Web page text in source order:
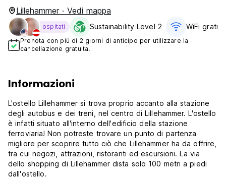
Lillehammer · Vedi mappa
ospitati Sustainability Level 2 WiFi gratis
Prenota con piú di 2 giorni di anticipo per utilizzare la
cancellazione gratuita.
Informazioni
L'ostello Lillehammer si trova proprio accanto alla stazione
degli autobus e dei treni, nel centro di Lillehammer. L'ostello
è infatti situato all'interno dell'edificio della stazione
ferroviaria! Non potreste trovare un punto di partenza
migliore per scoprire tutto ciò che Lillehammer ha da offrire,
tra cui negozi, attrazioni, ristoranti ed escursioni. La via
dello shopping di Lillehammer dista solo 100 metri a piedi
dall'ostello.